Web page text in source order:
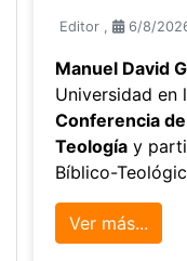
Editor , 6/8/
Manuel David
Universidad en
Conferencia
Teología y
Bíblico-
Ver más...